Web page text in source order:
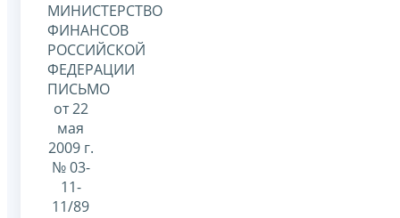
МИНИСТЕРСТВО
ФИНАНСОВ
РОССИЙСКОЙ
ФЕДЕРАЦИИ
ПИСЬМО
от 22
мая
2009 г.
№ 03-
11-
11/89